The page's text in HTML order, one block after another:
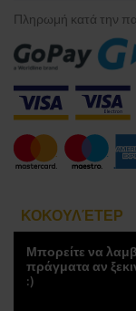
Πληρωμή κατά την
ΚΟΚΟΥΛΈΤΕΡ
Μπορείτε να
πράγματα αν
:)